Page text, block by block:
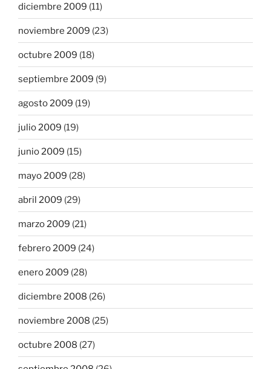
diciembre 2009 (11)
noviembre 2009 (23)
octubre 2009 (18)
septiembre 2009 (9)
agosto 2009 (19)
julio 2009 (19)
junio 2009 (15)
mayo 2009 (28)
abril 2009 (29)
marzo 2009 (21)
febrero 2009 (24)
enero 2009 (28)
diciembre 2008 (26)
noviembre 2008 (25)
octubre 2008 (27)